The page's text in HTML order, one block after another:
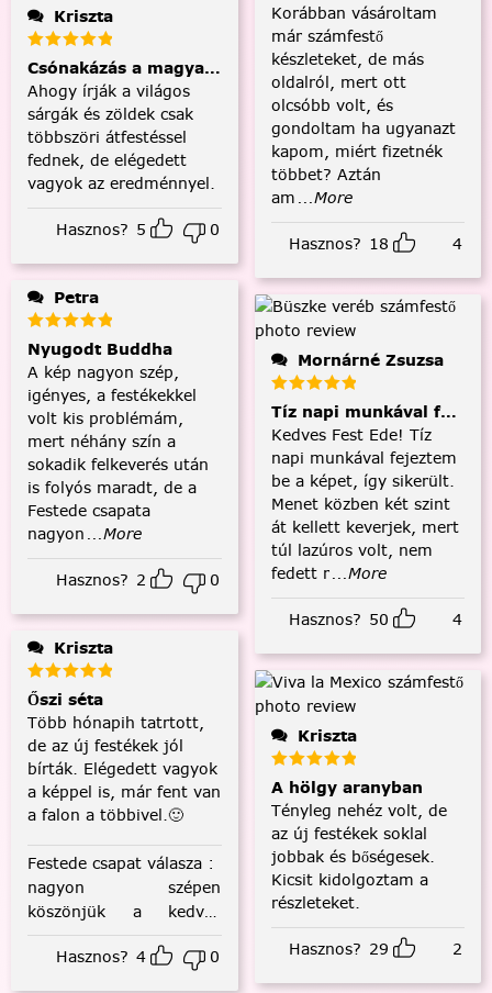
Kriszta
Csónakázás a magyar tengeren
Ahogy írják a világos
sárgák és zöldek csak
többszöri átfestéssel
fednek, de elégedett
vagyok az eredménnyel.
Hasznos? 5 0
Petra
Nyugodt Buddha
A kép nagyon szép,
igényes, a festékekkel
volt kis problémám,
mert néhány szín a
sokadik felkeverés után
is folyós maradt, de a
Festede csapata
nagyon ...More
Hasznos? 2 0
Kriszta
Őszi séta
Több hónapih tatrtott,
de az új festékek jól
bírták. Elégedett vagyok
a képpel is, már fent van
a falon a többivel.🙂
Festede csapat válasza :
nagyon szépen
köszönjük a kedves
visszajelzést! :)
Hasznos? 4 0
Korábban vásároltam
már számfestő
készleteket, de más
oldalról, mert ott
olcsóbb volt, és
gondoltam ha ugyanazt
kapom, miért fizetnék
többet? Aztán
am ...More
Hasznos? 18 4
Mornárné Zsuzsa
Tíz napi munkával
Kedves Fest Ede! Tíz
napi munkával fejeztem
be a képet, így sikerült.
Menet közben két szint
át kellett keverjek, mert
túl lazúros volt, nem
fedett r...More
Hasznos? 50 4
Kriszta
A hölgy aranyban
Tényleg nehéz volt, de
az új festékek soklal
jobbak és bőségesek.
Kicsit kidolgoztam a
részleteket.
Hasznos? 29 2